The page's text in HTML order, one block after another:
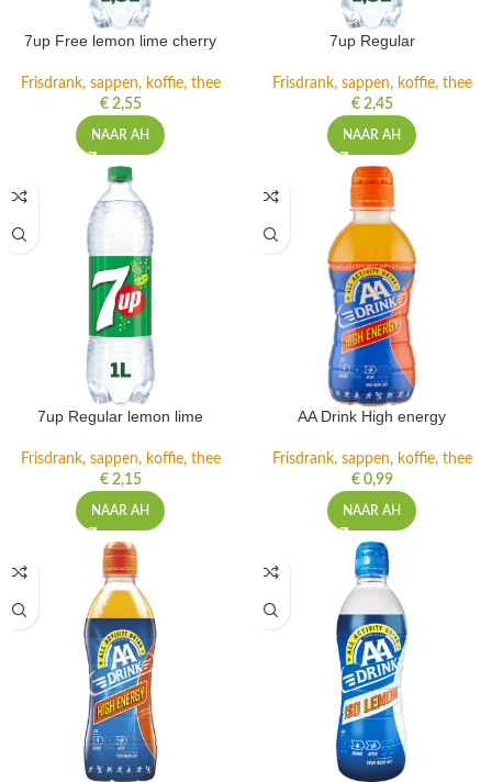
7up Free lemon lime cherry
Frisdrank, sappen, koffie, thee
€2,55
NAAR AH
7up Regular
Frisdrank, sappen, koffie, thee
€2,45
NAAR AH
7up Regular lemon lime
Frisdrank, sappen, koffie, thee
€2,15
NAAR AH
AA Drink High energy
Frisdrank, sappen, koffie, thee
€0,99
NAAR AH